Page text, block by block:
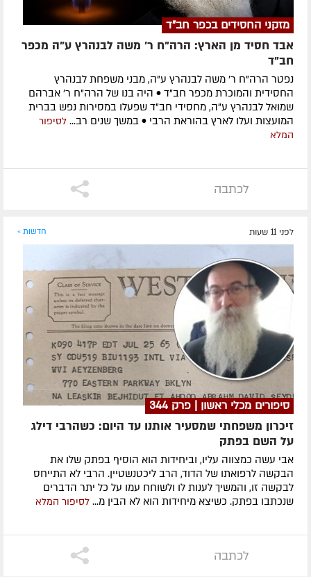
מזקני החסידים בכפר חב"ד
אבד חסיד מן הארץ: הרה"ח ר' משה לבנהרץ ע"ה מכפר
חב"ד
נפטר הרה"ח ר' משה לבנהרץ ע"ה, מבני משפחת לבנהרץ
החסידית והמוכרת מכפר חב"ד • היה בנו של הרה"ח ר' אברהם
שמואל לבנהרץ ע"ה, מחסידי חב"ד שפעלו במסירות נפש בברית
המועצות ועלו לארץ בהוראת הרבי • במשך שנים רב... לסיפור
המלא
לכתבה
לפני 11 שעות חדשות »
סיפורים מכלי ראשון | פרק 344
זיכרון משפחתי שמסעיר אותנו עד היום: כשהרבי דילג
על השם בפתק
אבי עשה כמצווה עליו, וביחידות הוא הוסיף בפתק שלו את
הבקשה לרפואתו של הדוד, הרב ליכטנשטיין. הרבי לא התייחס
לבקשה זו, והמשיך לענות לו ולשוחח עמו על כל יתר הדברים
שנכתבו בפתק. כשיצא מיחידות הוא לא הבין מ... לסיפור המלא
לכתבה